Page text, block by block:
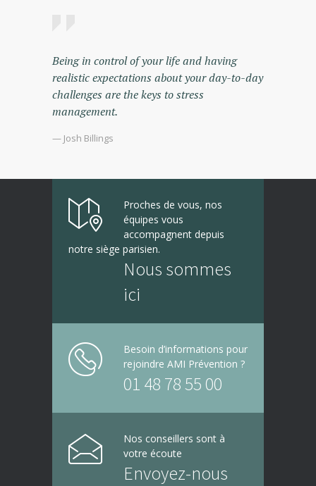
Being in control of your life and having
realistic expectations about your day-to-day
challenges are the keys to stress
management.
— Josh Billings
Proches de vous, nos
équipes vous
accompagnent depuis
notre siège parisien.
Nous sommes
ici
Besoin d’informations pour
rejoindre AMI Prévention ?
01 48 78 55 00
Nos conseillers sont à
votre écoute
Envoyez-nous